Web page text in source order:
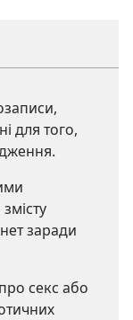
для того,
заради
секс або